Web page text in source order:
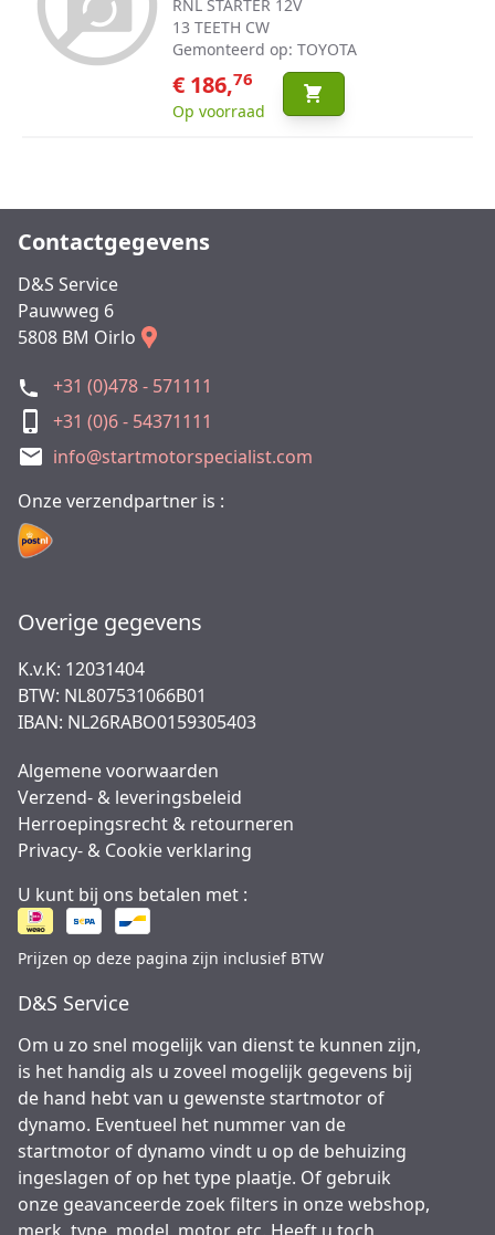
RNL STARTER 12V
13 TEETH CW
Gemonteerd op: TOYOTA
€ 186,76
Op voorraad
Contactgegevens
D&S Service
Pauwweg 6
5808 BM Oirlo
+31 (0)478 - 571111
+31 (0)6 - 54371111
info@startmotorspecialist.com
Onze verzendpartner is :
Overige gegevens
K.v.K: 12031404
BTW: NL807531066B01
IBAN: NL26RABO0159305403
Algemene voorwaarden
Verzend- & leveringsbeleid
Herroepingsrecht & retourneren
Privacy- & Cookie verklaring
U kunt bij ons betalen met :
Prijzen op deze pagina zijn inclusief BTW
D&S Service
Om u zo snel mogelijk van dienst te kunnen zijn,
is het handig als u zoveel mogelijk gegevens bij
de hand hebt van u gewenste startmotor of
dynamo. Eventueel het nummer van de
startmotor of dynamo vindt u op de behuizing
ingeslagen of op het type plaatje. Of gebruik
onze geavanceerde zoek filters in onze webshop,